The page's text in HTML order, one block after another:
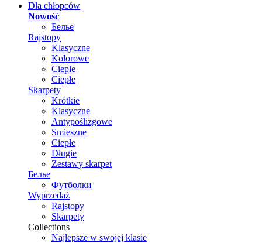
Dla chłopców
Nowość
Белье
Rajstopy
Klasyczne
Kolorowe
Ciepłe
Ciepłe
Skarpety
Krótkie
Klasyczne
Antypoślizgowe
Smieszne
Ciepłe
Długie
Zestawy skarpet
Белье
Футболки
Wyprzedaż
Rajstopy
Skarpety
Collections
Najlepsze w swojej klasie